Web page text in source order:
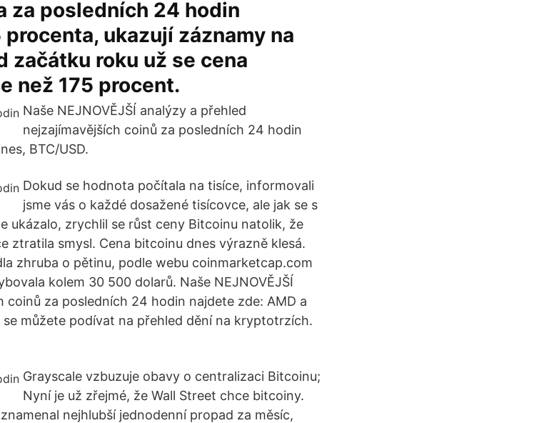
za posledních 24 hodin
ukazují záznamy na
začátku roku už se cena
než 175 procent.
Naše NEJNOVĚJŠÍ analýzy a přehled
nejzajímavějších coinů za posledních 24 hodin
BTC/USD.
Dokud se hodnota počítala na tisíce, informovali
jsme vás o každé dosažené tisícovce, ale jak se s
ukázalo, zrychlil se růst ceny Bitcoinu natolik, že
ztratila smysl. Cena bitcoinu dnes výrazně klesá.
zhruba o pětinu, podle webu coinmarketcap.com
kolem 30 500 dolarů. Naše NEJNOVĚJŠÍ
coinů za posledních 24 hodin najdete zde: AMD a
se můžete podívat na přehled dění na kryptotrzích.
Grayscale vzbuzuje obavy o centralizaci Bitcoinu;
Nyní je už zřejmé, že Wall Street chce bitcoiny.
nejhlubší jednodenní propad za měsíc,